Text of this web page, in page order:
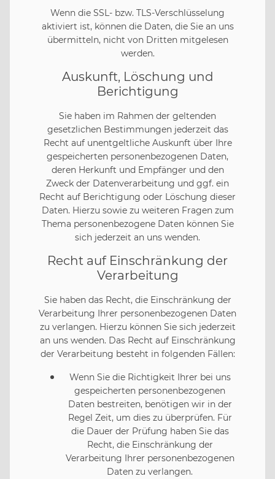
Wenn die SSL- bzw. TLS-Verschlüsselung
aktiviert ist, können die Daten, die Sie an uns
übermitteln, nicht von Dritten mitgelesen
werden.
Auskunft, Löschung und
Berichtigung
Sie haben im Rahmen der geltenden
gesetzlichen Bestimmungen jederzeit das
Recht auf unentgeltliche Auskunft über Ihre
gespeicherten personenbezogenen Daten,
deren Herkunft und Empfänger und den
Zweck der Datenverarbeitung und ggf. ein
Recht auf Berichtigung oder Löschung dieser
Daten. Hierzu sowie zu weiteren Fragen zum
Thema personenbezogene Daten können Sie
sich jederzeit an uns wenden.
Recht auf Einschränkung der
Verarbeitung
Sie haben das Recht, die Einschränkung der
Verarbeitung Ihrer personenbezogenen Daten
zu verlangen. Hierzu können Sie sich jederzeit
an uns wenden. Das Recht auf Einschränkung
der Verarbeitung besteht in folgenden Fällen:
Wenn Sie die Richtigkeit Ihrer bei uns
gespeicherten personenbezogenen
Daten bestreiten, benötigen wir in der
Regel Zeit, um dies zu überprüfen. Für
die Dauer der Prüfung haben Sie das
Recht, die Einschränkung der
Verarbeitung Ihrer personenbezogenen
Daten zu verlangen.